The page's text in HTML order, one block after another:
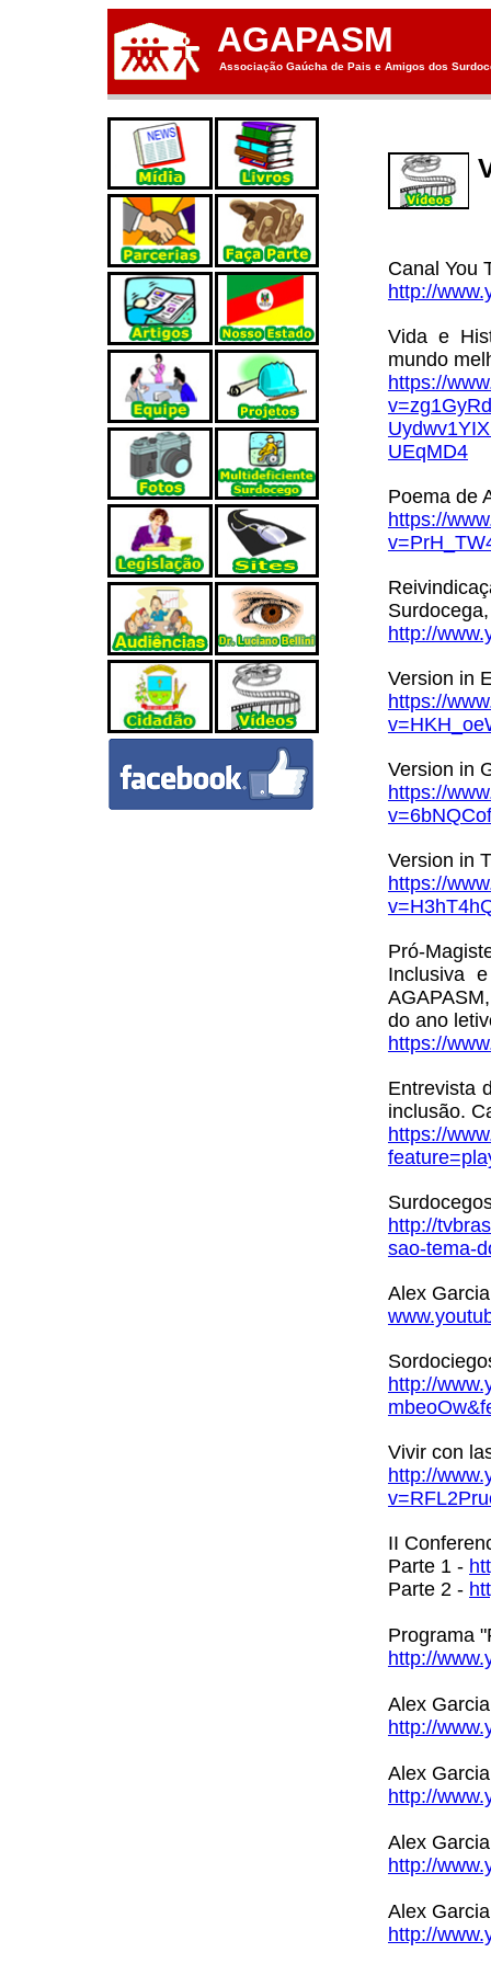
AGAPASM
Associação Gaúcha de Pais e Amigos dos
Canal You
http://
Vida e
mundo
https://
UEqMD4
Poema de
https://
http://
Version in
https://
Version in
https://
Version in
https://
Pró-
Inclusiva
do ano
https://
Entrevista
inclusão.
https://
http://
sao-tema-
Alex
http://
Vivir con
http://
II
Parte 1 -
Parte 2 -
Programa
http://
Alex
http://
Alex
http://
Alex
http://
Alex
http://